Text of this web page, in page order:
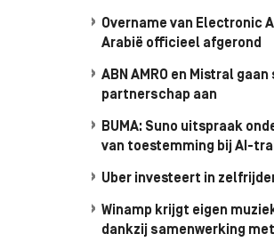
Overname van Electronic
Arabië officieel afgerond
ABN AMRO en Mistral
partnerschap aan
BUMA: Suno uitspraak
van toestemming bij AI-
Uber investeert in
Winamp krijgt eigen
dankzij samenwerking